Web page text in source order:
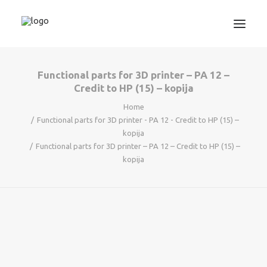
3D TISKANJE
STROJNIŠTVO
INFORMATIKA
Functional parts for 3D printer – PA 12 –
Credit to HP (15) – kopija
Home
Functional parts for 3D printer - PA 12 - Credit to HP (15) –
kopija
Functional parts for 3D printer – PA 12 – Credit to HP (15) –
kopija